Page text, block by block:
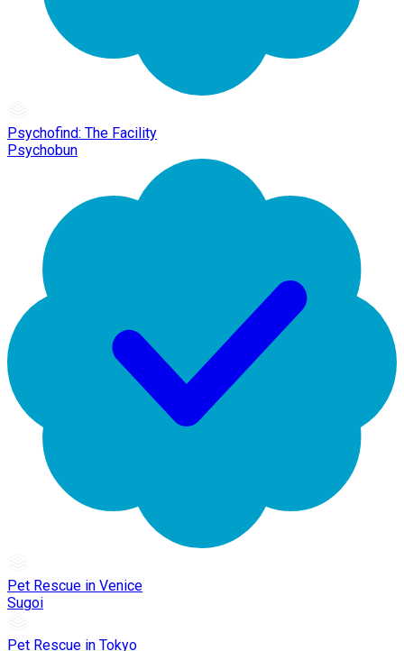
Psychofind: The Facility
Psychobun
Pet Rescue in Venice
Sugoi
Pet Rescue in Tokyo